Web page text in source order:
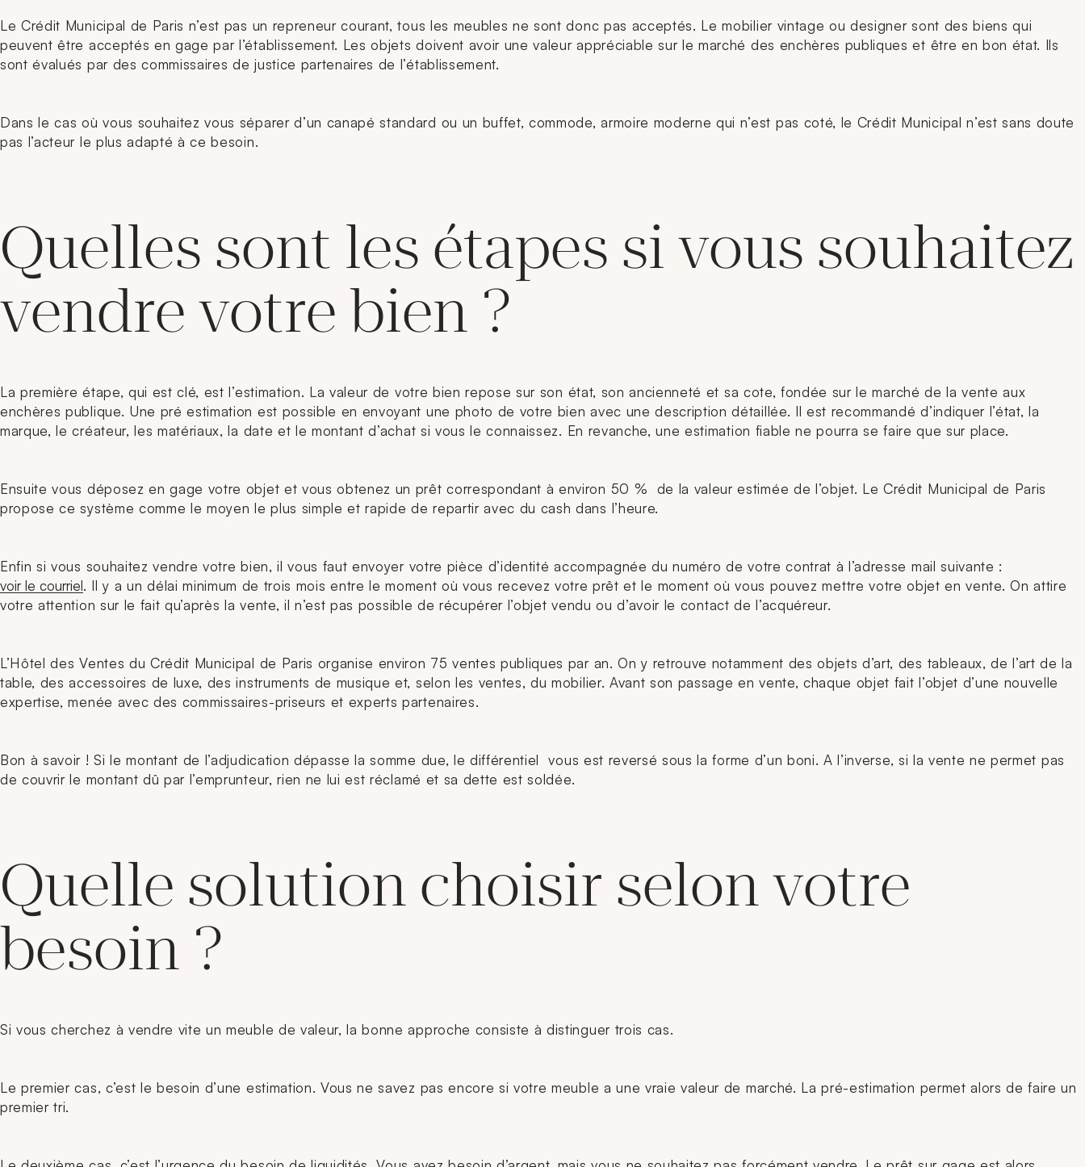
Le Crédit Municipal de Paris n’est pas un repreneur courant, tous les meubles ne sont donc pas acceptés. Le mobilier vintage ou designer sont des biens qui
peuvent être acceptés en gage par l’établissement. Les objets doivent avoir une valeur appréciable sur le marché des enchères publiques et être en bon état. Ils
sont évalués par des commissaires de justice partenaires de l’établissement.
Dans le cas où vous souhaitez vous séparer d’un canapé standard ou un buffet, commode, armoire moderne qui n’est pas coté, le Crédit Municipal n’est sans doute
pas l’acteur le plus adapté à ce besoin.
Quelles sont les étapes si vous souhaitez
vendre votre bien ?
La première étape, qui est clé, est l’estimation. La valeur de votre bien repose sur son état, son ancienneté et sa cote, fondée sur le marché de la vente aux
enchères publique. Une pré estimation est possible en envoyant une photo de votre bien avec une description détaillée. Il est recommandé d’indiquer l’état, la
marque, le créateur, les matériaux, la date et le montant d’achat si vous le connaissez. En revanche, une estimation fiable ne pourra se faire que sur place.
Ensuite vous déposez en gage votre objet et vous obtenez un prêt correspondant à environ 50 % de la valeur estimée de l’objet. Le Crédit Municipal de Paris
propose ce système comme le moyen le plus simple et rapide de repartir avec du cash dans l’heure.
Enfin si vous souhaitez vendre votre bien, il vous faut envoyer votre pièce d’identité accompagnée du numéro de votre contrat à l’adresse mail suivante :
voir le courriel. Il y a un délai minimum de trois mois entre le moment où vous recevez votre prêt et le moment où vous pouvez mettre votre objet en vente. On attire
votre attention sur le fait qu’après la vente, il n’est pas possible de récupérer l’objet vendu ou d’avoir le contact de l’acquéreur.
L’Hôtel des Ventes du Crédit Municipal de Paris organise environ 75 ventes publiques par an. On y retrouve notamment des objets d’art, des tableaux, de l’art de la
table, des accessoires de luxe, des instruments de musique et, selon les ventes, du mobilier. Avant son passage en vente, chaque objet fait l’objet d’une nouvelle
expertise, menée avec des commissaires-priseurs et experts partenaires.
Bon à savoir ! Si le montant de l’adjudication dépasse la somme due, le différentiel vous est reversé sous la forme d’un boni. A l’inverse, si la vente ne permet pas
de couvrir le montant dû par l’emprunteur, rien ne lui est réclamé et sa dette est soldée.
Quelle solution choisir selon votre
besoin ?
Si vous cherchez à vendre vite un meuble de valeur, la bonne approche consiste à distinguer trois cas.
Le premier cas, c’est le besoin d’une estimation. Vous ne savez pas encore si votre meuble a une vraie valeur de marché. La pré-estimation permet alors de faire un
premier tri.